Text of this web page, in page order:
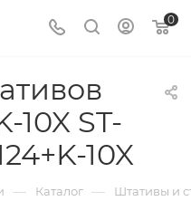
0
10X ST-
10X
— Каталог — Штативы и